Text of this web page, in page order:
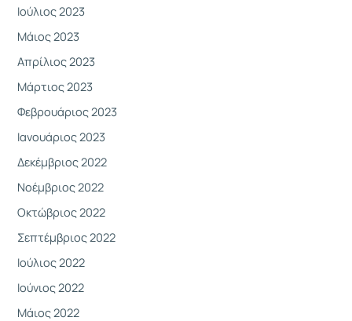
Ιούλιος 2023
Μάιος 2023
Απρίλιος 2023
Μάρτιος 2023
Φεβρουάριος 2023
Ιανουάριος 2023
Δεκέμβριος 2022
Νοέμβριος 2022
Οκτώβριος 2022
Σεπτέμβριος 2022
Ιούλιος 2022
Ιούνιος 2022
Μάιος 2022